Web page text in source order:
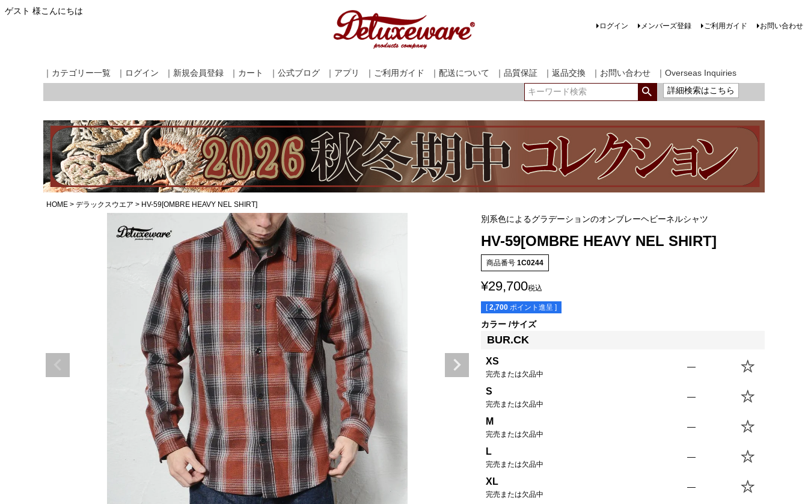
ゲスト 様こんにちは
ログイン メンバーズ登録 ご利用ガイド お問い合わせ
｜カテゴリー一覧 ｜ログイン ｜新規会員登録 ｜カート ｜公式ブログ ｜アプリ ｜ご利用ガイド ｜配送について ｜品質保証 ｜返品交換 ｜お問い合わせ
｜Overseas Inquiries
詳細検索はこちら
HOME デラックスウエア HV-59[OMBRE HEAVY NEL SHIRT]
別系色によるグラデーションのオンブレーヘビーネルシャツ
HV-59[OMBRE HEAVY NEL SHIRT]
商品番号 1C0244
¥29,700税込
[ 2,700 ポイント進呈 ]
カラー サイズ
BUR.CK
XS
完売または欠品中
—
S
完売または欠品中
—
M
完売または欠品中
—
L
完売または欠品中
—
XL
完売または欠品中
—